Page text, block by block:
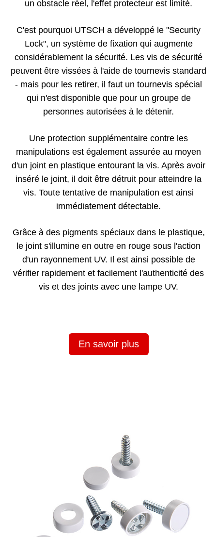
un obstacle réel, l'effet protecteur est limité.
C'est pourquoi UTSCH a développé le "Security
Lock", un système de fixation qui augmente
considérablement la sécurité. Les vis de sécurité
peuvent être vissées à l'aide de tournevis standard
- mais pour les retirer, il faut un tournevis spécial
qui n'est disponible que pour un groupe de
personnes autorisées à le détenir.
Une protection supplémentaire contre les
manipulations est également assurée au moyen
d'un joint en plastique entourant la vis. Après avoir
inséré le joint, il doit être détruit pour atteindre la
vis. Toute tentative de manipulation est ainsi
immédiatement détectable.
Grâce à des pigments spéciaux dans le plastique,
le joint s'illumine en outre en rouge sous l'action
d'un rayonnement UV. Il est ainsi possible de
vérifier rapidement et facilement l'authenticité des
vis et des joints avec une lampe UV.
En savoir plus